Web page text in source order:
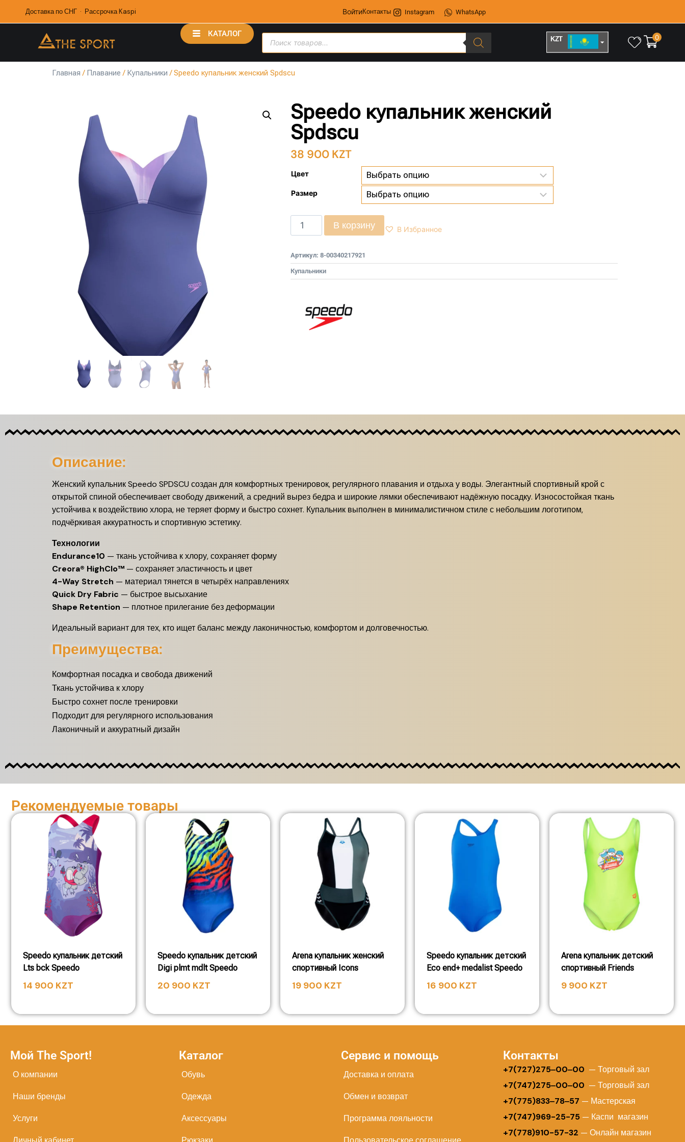
Доставка по СНГ · Рассрочка Kaspi ВойтиКонтакты Instagram WhatsApp
КАТАЛОГ
KZT 0
Главная / Плавание / Купальники / Speedo купальник женский Spdscu
Speedo купальник женский
Spdscu
38 900 KZT
Цвет
Размер
В корзину В Избранное
Артикул: 8-00340217921
Купальники
Описание:
Женский купальник Speedo SPDSCU создан для комфортных тренировок, регулярного плавания и отдыха у воды. Элегантный спортивный крой с
открытой спиной обеспечивает свободу движений, а средний вырез бедра и широкие лямки обеспечивают надёжную посадку. Износостойкая ткань
устойчива к воздействию хлора, не теряет форму и быстро сохнет. Купальник выполнен в минималистичном стиле с небольшим логотипом,
подчёркивая аккуратность и спортивную эстетику.
Технологии
Endurance10 — ткань устойчива к хлору, сохраняет форму
Creora® HighClo™ — сохраняет эластичность и цвет
4-Way Stretch — материал тянется в четырёх направлениях
Quick Dry Fabric — быстрое высыхание
Shape Retention — плотное прилегание без деформации
Идеальный вариант для тех, кто ищет баланс между лаконичностью, комфортом и долговечностью.
Преимущества:
Комфортная посадка и свобода движений
Ткань устойчива к хлору
Быстро сохнет после тренировки
Подходит для регулярного использования
Лаконичный и аккуратный дизайн
Рекомендуемые товары
Speedo купальник детский
Lts bck Speedo
14 900 KZT
Speedo купальник детский
Digi plmt mdlt Speedo
20 900 KZT
Arena купальник женский
спортивный Icons
19 900 KZT
Speedo купальник детский
Eco end+ medalist Speedo
16 900 KZT
Arena купальник детский
спортивный Friends
9 900 KZT
Мой The Sport!
О компании
Наши бренды
Услуги
Каталог
Обувь
Одежда
Аксессуары
Сервис и помощь
Доставка и оплата
Обмен и возврат
Программа лояльности
Контакты
+7(727)275‒00‒00 — Торговый зал
+7(747)275‒00‒00 — Торговый зал
+7(775)833‒78‒57 — Мастерская
+7(747)969-25-75— Каспи магазин
+7(778)910-57-32 — Онлайн магазин